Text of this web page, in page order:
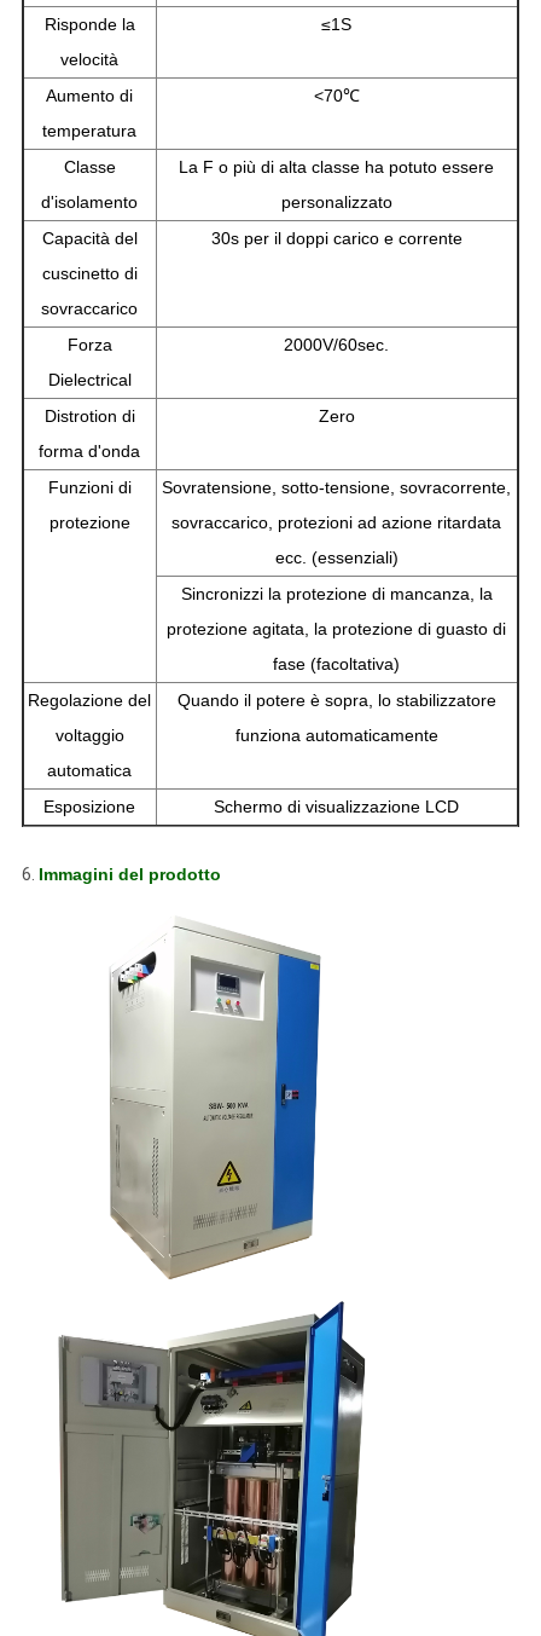
Risponde la
velocità
≤1S
Aumento di
temperatura
<70℃
Classe
d'isolamento
La F o più di alta classe ha potuto essere
personalizzato
Capacità del
cuscinetto di
sovraccarico
30s per il doppi carico e corrente
Forza
Dielectrical
2000V/60sec.
Distrotion di
forma d'onda
Zero
Funzioni di
protezione
Sovratensione, sotto-tensione, sovracorrente,
sovraccarico, protezioni ad azione ritardata
ecc. (essenziali)
Sincronizzi la protezione di mancanza, la
protezione agitata, la protezione di guasto di
fase (facoltativa)
Regolazione del
voltaggio
automatica
Quando il potere è sopra, lo stabilizzatore
funziona automaticamente
Esposizione Schermo di visualizzazione LCD
6. Immagini del prodotto